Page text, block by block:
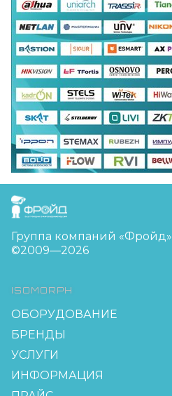
FreudGroup
Группа компаний «Фройд»
©2009—2026
ISOMORPH
ОБОРУДОВАНИЕ
БРЕНДЫ
УСЛУГИ
ИНФОРМАЦИЯ